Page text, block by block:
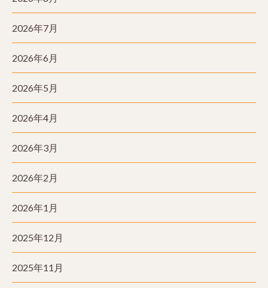
2026年7月
2026年6月
2026年5月
2026年4月
2026年3月
2026年2月
2026年1月
2025年12月
2025年11月